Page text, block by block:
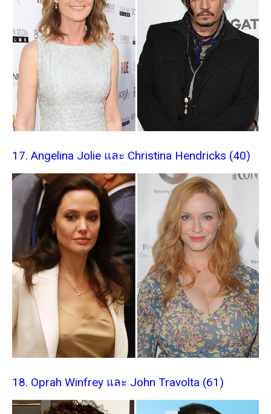
17. Angelina Jolie และ Christina Hendricks (40)
18. Oprah Winfrey และ John Travolta (61)